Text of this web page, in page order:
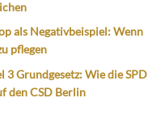
als Negativbeispiel: Wenn
pflegen
3 Grundgesetz: Wie die SPD
den CSD Berlin